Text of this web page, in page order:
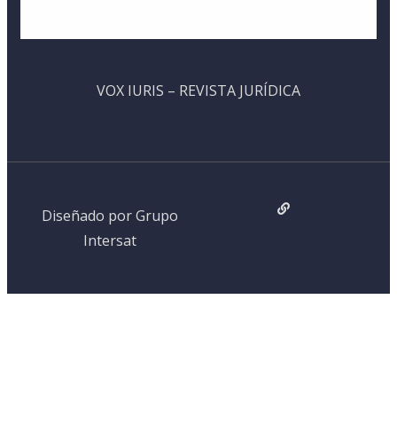
VOX IURIS – REVISTA JURÍDICA
Diseñado por Grupo
Intersat